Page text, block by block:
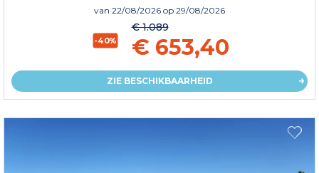
van 22/08/2026 op 29/08/2026
-40%
€ 1.089
€ 653,40
ZIE BESCHIKBAARHEID